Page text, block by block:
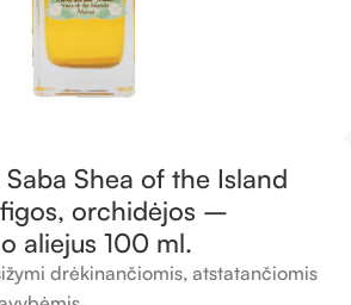
Shea of the Island
orchidėjos –
aliejus 100 ml.
drėkinančiomis, atstatančiomis